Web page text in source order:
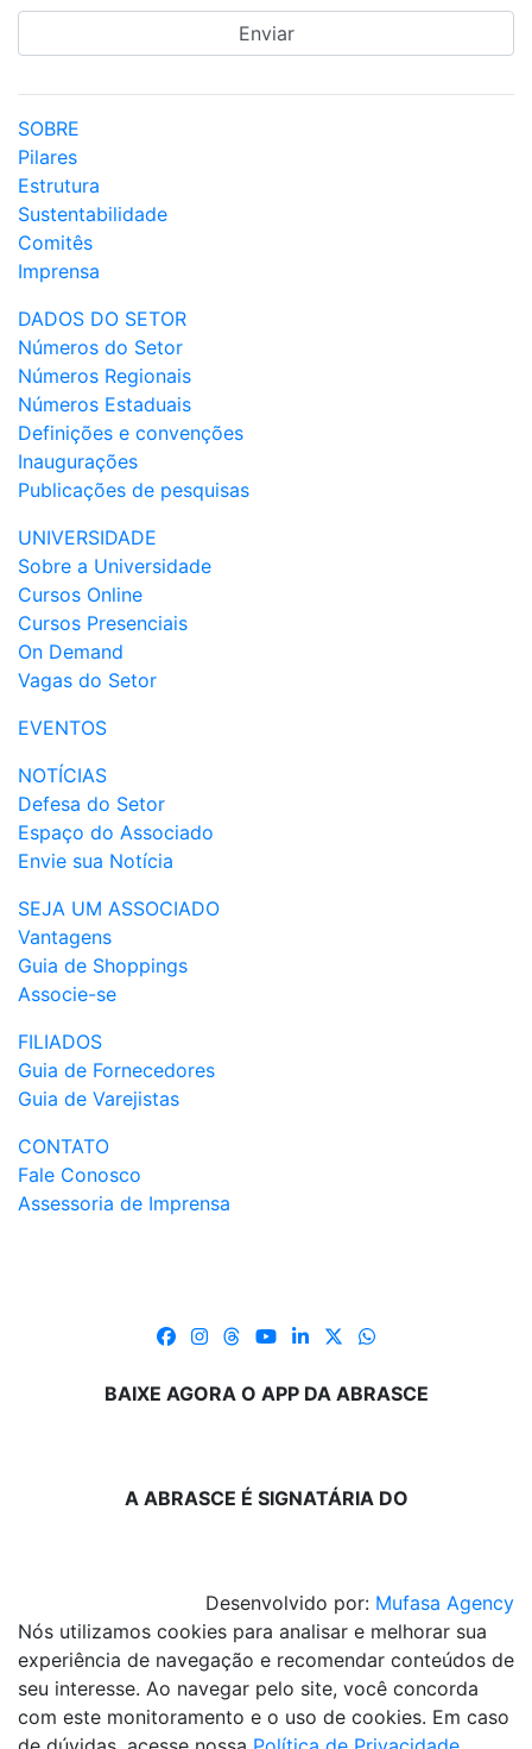
SOBRE
Pilares
Estrutura
Sustentabilidade
Comitês
Imprensa
DADOS DO SETOR
Números do Setor
Números Regionais
Números Estaduais
Definições e convenções
Inaugurações
Publicações de pesquisas
UNIVERSIDADE
Sobre a Universidade
Cursos Online
Cursos Presenciais
On Demand
Vagas do Setor
EVENTOS
NOTÍCIAS
Defesa do Setor
Espaço do Associado
Envie sua Notícia
SEJA UM ASSOCIADO
Vantagens
Guia de Shoppings
Associe-se
FILIADOS
Guia de Fornecedores
Guia de Varejistas
CONTATO
Fale Conosco
Assessoria de Imprensa
BAIXE AGORA O APP DA ABRASCE
A ABRASCE É SIGNATÁRIA DO
Desenvolvido por: Mufasa Agency
Nós utilizamos cookies para analisar e melhorar sua
experiência de navegação e recomendar conteúdos de
seu interesse. Ao navegar pelo site, você concorda
com este monitoramento e o uso de cookies. Em caso